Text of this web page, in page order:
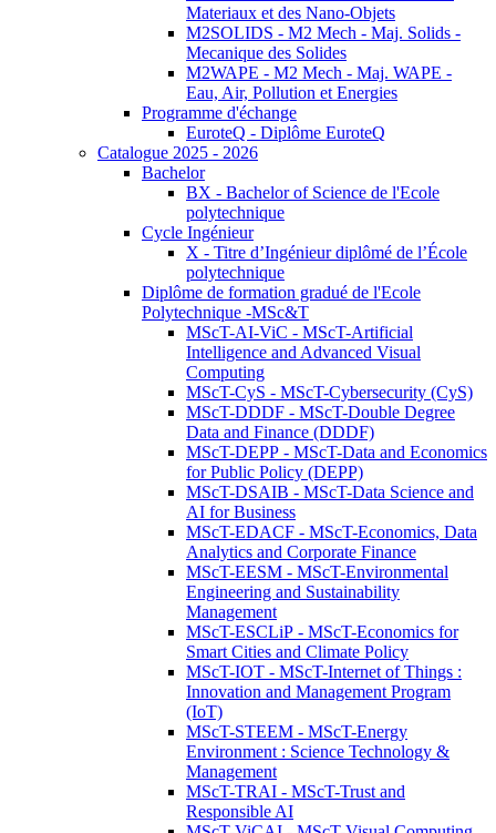
Materiaux et des Nano-Objets
M2SOLIDS - M2 Mech - Maj. Solids -
Mecanique des Solides
M2WAPE - M2 Mech - Maj. WAPE -
Eau, Air, Pollution et Energies
Programme d'échange
EuroteQ - Diplôme EuroteQ
Catalogue 2025 - 2026
Bachelor
BX - Bachelor of Science de l'Ecole
polytechnique
Cycle Ingénieur
X - Titre d’Ingénieur diplômé de l’École
polytechnique
Diplôme de formation gradué de l'Ecole
Polytechnique -MSc&T
MScT-AI-ViC - MScT-Artificial
Intelligence and Advanced Visual
Computing
MScT-CyS - MScT-Cybersecurity (CyS)
MScT-DDDF - MScT-Double Degree
Data and Finance (DDDF)
MScT-DEPP - MScT-Data and Economics
for Public Policy (DEPP)
MScT-DSAIB - MScT-Data Science and
AI for Business
MScT-EDACF - MScT-Economics, Data
Analytics and Corporate Finance
MScT-EESM - MScT-Environmental
Engineering and Sustainability
Management
MScT-ESCLiP - MScT-Economics for
Smart Cities and Climate Policy
MScT-IOT - MScT-Internet of Things :
Innovation and Management Program
(IoT)
MScT-STEEM - MScT-Energy
Environment : Science Technology &
Management
MScT-TRAI - MScT-Trust and
Responsible AI